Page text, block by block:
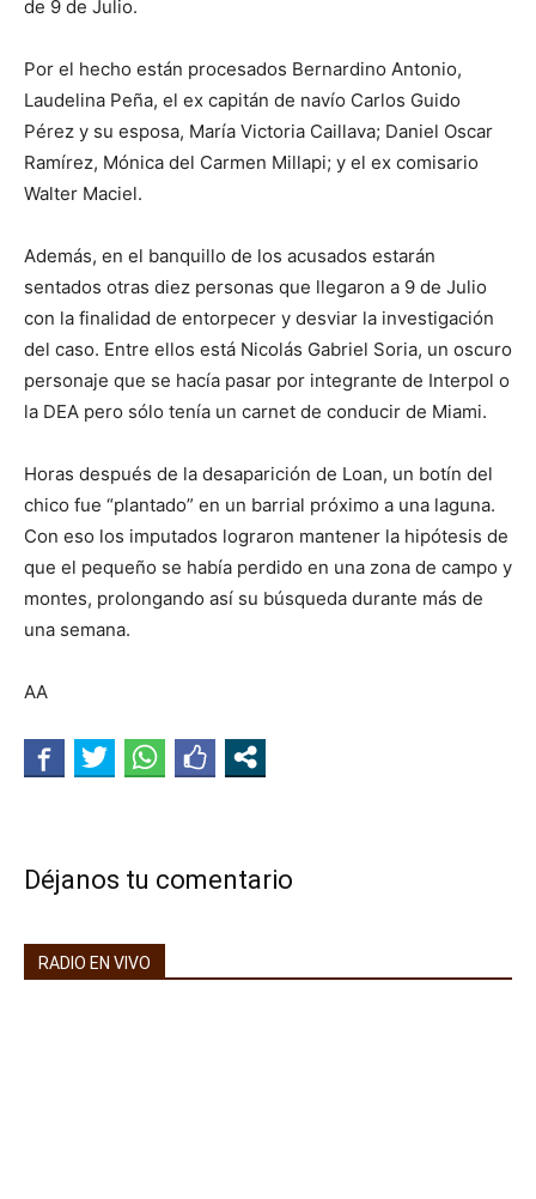
de 9 de Julio.
Por el hecho están procesados Bernardino Antonio,
Laudelina Peña, el ex capitán de navío Carlos Guido
Pérez y su esposa, María Victoria Caillava; Daniel Oscar
Ramírez, Mónica del Carmen Millapi; y el ex comisario
Walter Maciel.
Además, en el banquillo de los acusados estarán
sentados otras diez personas que llegaron a 9 de Julio
con la finalidad de entorpecer y desviar la investigación
del caso. Entre ellos está Nicolás Gabriel Soria, un oscuro
personaje que se hacía pasar por integrante de Interpol o
la DEA pero sólo tenía un carnet de conducir de Miami.
Horas después de la desaparición de Loan, un botín del
chico fue “plantado” en un barrial próximo a una laguna.
Con eso los imputados lograron mantener la hipótesis de
que el pequeño se había perdido en una zona de campo y
montes, prolongando así su búsqueda durante más de
una semana.
AA
Déjanos tu comentario
RADIO EN VIVO